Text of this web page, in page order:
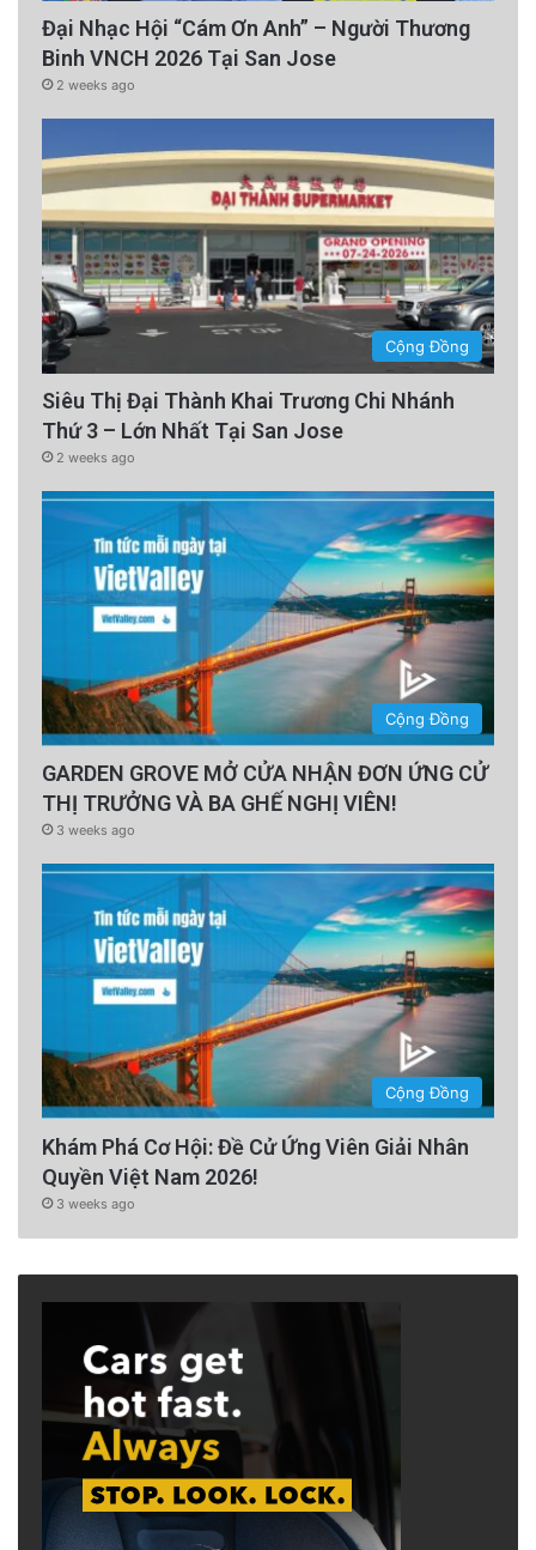
Đại Nhạc Hội “Cám Ơn Anh” – Người Thương
Binh VNCH 2026 Tại San Jose
2 weeks ago
Cộng Đồng
Siêu Thị Đại Thành Khai Trương Chi Nhánh
Thứ 3 – Lớn Nhất Tại San Jose
2 weeks ago
Cộng Đồng
GARDEN GROVE MỞ CỬA NHẬN ĐƠN ỨNG CỬ
THỊ TRƯỞNG VÀ BA GHẾ NGHỊ VIÊN!
3 weeks ago
Cộng Đồng
Khám Phá Cơ Hội: Đề Cử Ứng Viên Giải Nhân
Quyền Việt Nam 2026!
3 weeks ago